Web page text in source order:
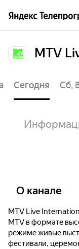
MTV
Сегодня Сб,
О канале
MTV Live
MTV в формате
режиме живые
фестивали,